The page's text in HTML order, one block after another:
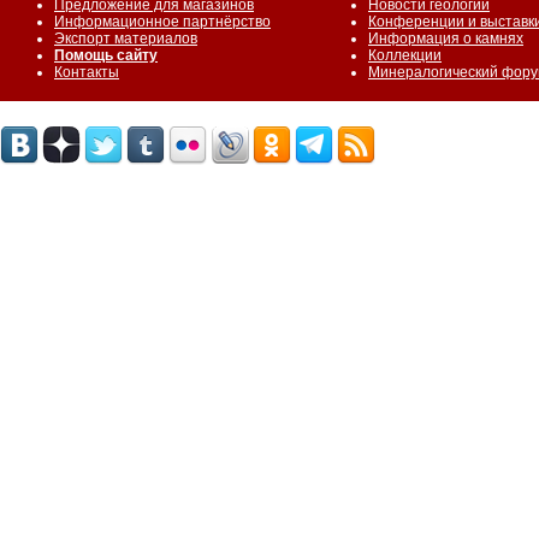
Предложение для магазинов
Информационное партнёрство
Экспорт материалов
Помощь сайту
Контакты
Новости геологии
Конференции и
Информация о камнях
Коллекции
Минералогический